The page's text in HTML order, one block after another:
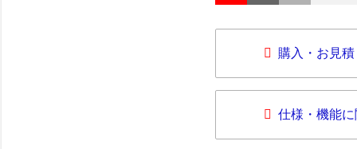
購入・お見
仕様・機能